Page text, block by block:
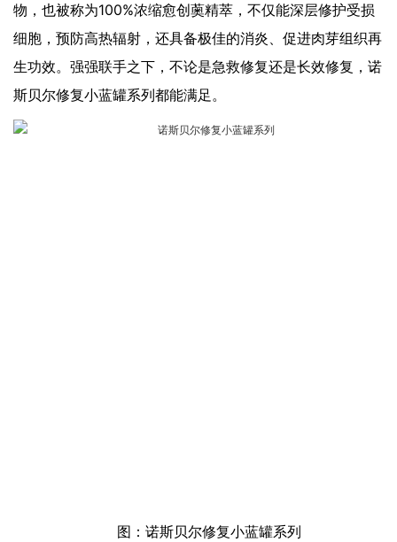
物，也被称为100%浓缩愈创薁精萃，不仅能深层修护受损
细胞，预防高热辐射，还具备极佳的消炎、促进肉芽组织再
生功效。强强联手之下，不论是急救修复还是长效修复，诺
斯贝尔修复小蓝罐系列都能满足。
图：诺斯贝尔修复小蓝罐系列